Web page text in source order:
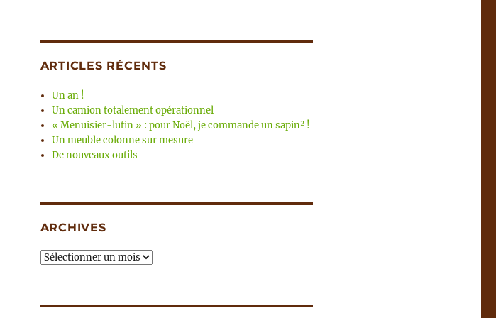
ARTICLES RÉCENTS
Un an !
Un camion totalement opérationnel
« Menuisier-lutin » : pour Noël, je commande un sapin² !
Un meuble colonne sur mesure
De nouveaux outils
ARCHIVES
Archives